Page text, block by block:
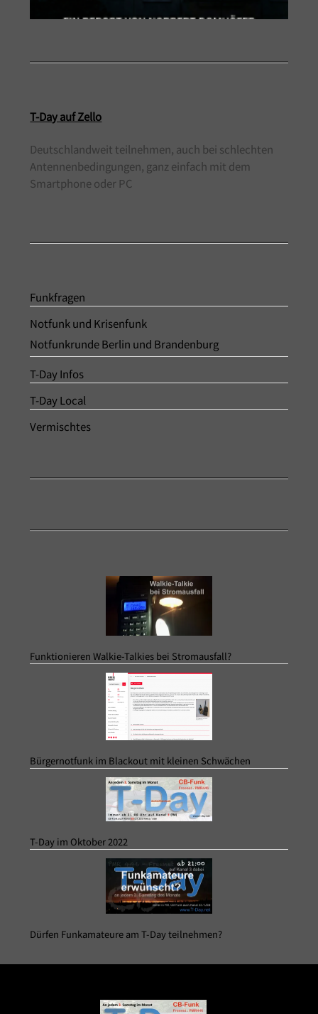
T-Day auf Zello
Deutschlandweit teilnehmen, auch bei schlechten
Antennenbedingungen, ganz einfach mit dem
Smartphone oder PC
Funkfragen
Notfunk und Krisenfunk
Notfunkrunde Berlin und Brandenburg
T-Day Infos
T-Day Local
Vermischtes
Funktionieren Walkie-Talkies bei Stromausfall?
Bürgernotfunk im Blackout mit kleinen Schwächen
T-Day im Oktober 2022
Dürfen Funkamateure am T-Day teilnehmen?